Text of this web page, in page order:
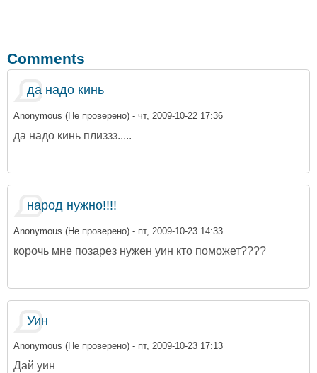
Comments
да надо кинь
Anonymous (Не проверено) - чт, 2009-10-22 17:36
да надо кинь плиззз.....
народ нужно!!!!
Anonymous (Не проверено) - пт, 2009-10-23 14:33
корочь мне позарез нужен уин кто поможет????
Уин
Anonymous (Не проверено) - пт, 2009-10-23 17:13
Дай уин